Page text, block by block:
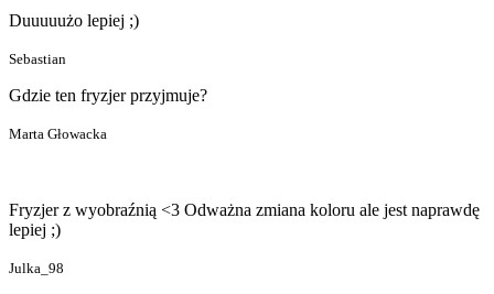
Duuuuużo lepiej ;)
Sebastian
Gdzie ten fryzjer przyjmuje?
Marta Głowacka
Fryzjer z wyobraźnią <3 Odważna zmiana koloru ale jest naprawdę
lepiej ;)
Julka_98